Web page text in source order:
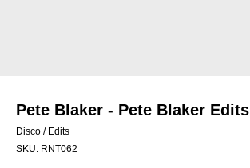
Pete Blaker - Pete Blaker Edits
Disco / Edits
SKU: RNT062